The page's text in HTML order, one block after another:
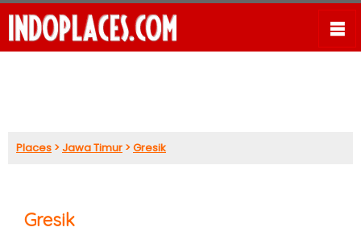
Places >Jawa Timur >Gresik
Gresik